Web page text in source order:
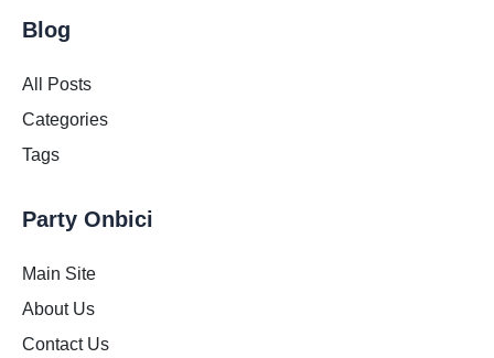
Blog
All Posts
Categories
Tags
Party Onbici
Main Site
About Us
Contact Us